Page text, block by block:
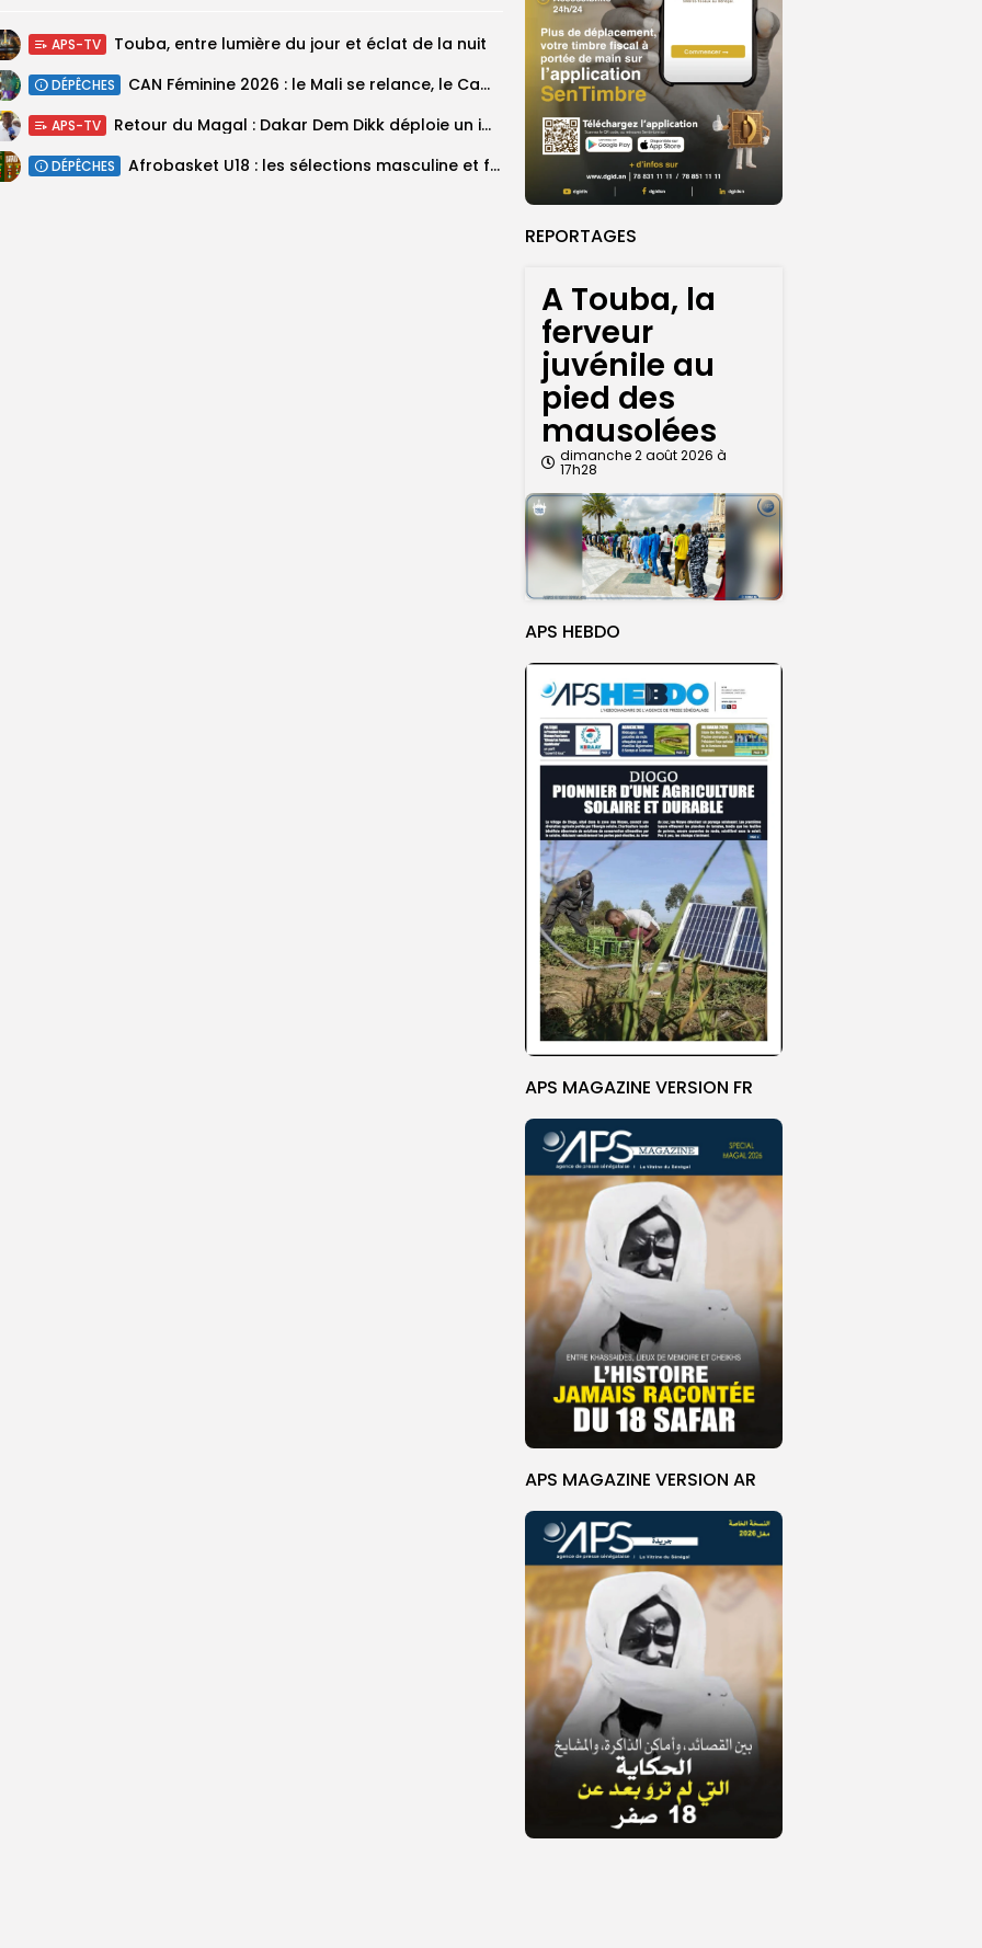
REPORTAGES
A Touba, la
ferveur
juvénile au
pied des
mausolées
dimanche 2 août 2026 à
17h28
APS HEBDO
APS MAGAZINE VERSION FR
APS MAGAZINE VERSION AR
APS-TV Touba, entre lumière du jour et éclat de la nuit
DÉPÊCHES ‎CAN Féminine 2026 : le Mali se relance, le Cameroun domine le...
APS-TV Retour du Magal : Dakar Dem Dikk déploie un important dispositif pour...
DÉPÊCHES ‎Afrobasket U18 : les sélections masculine et féminine du Sénégal fixées sur...